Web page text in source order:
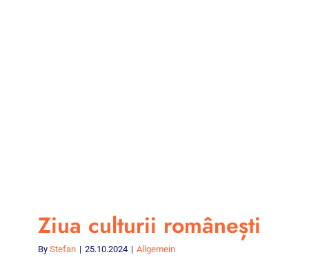
Ziua culturii românești
By Stefan | 25.10.2024 | Allgemein